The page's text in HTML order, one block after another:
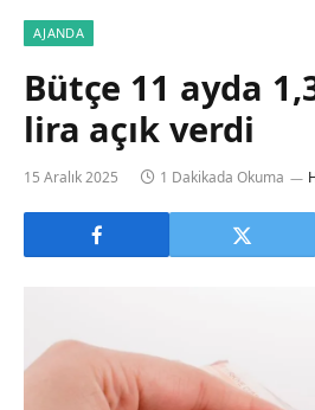
AJANDA
Bütçe 11 ayda
lira açık verdi
15 Aralık 2025 1 Dakikada Okuma